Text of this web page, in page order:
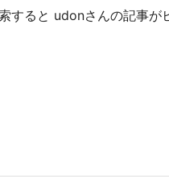
すると udonさんの記事が